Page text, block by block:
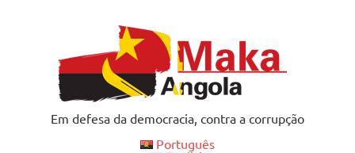
Em defesa da democracia, contra a corrupção
Português